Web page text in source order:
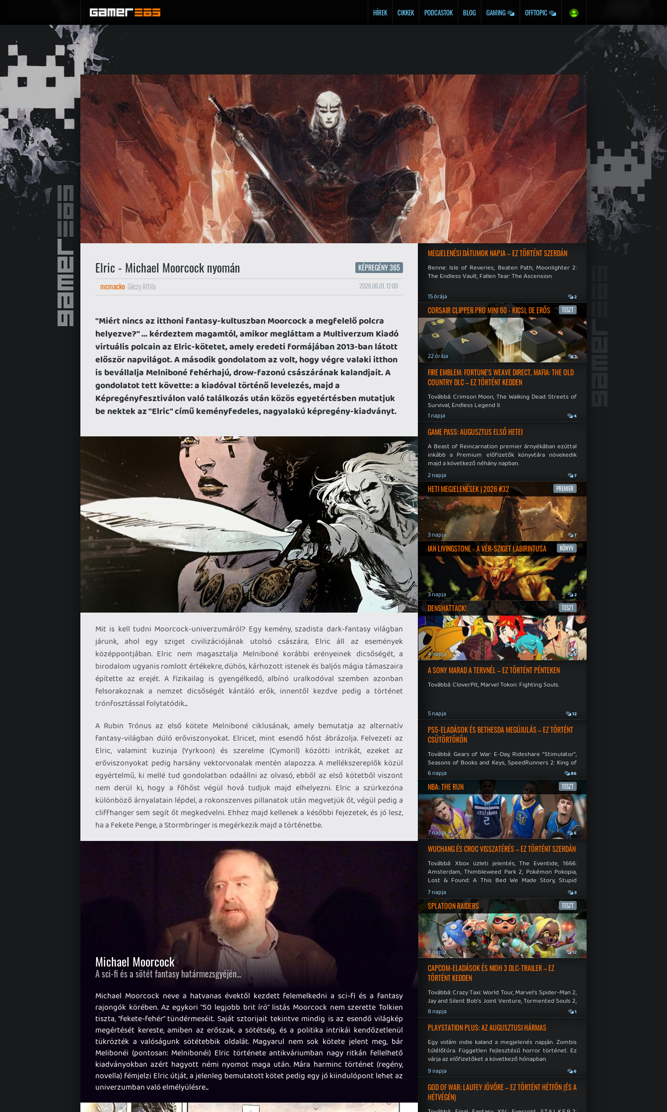
HÍREK CIKKEK PODCASTOK BLOG GAMING OFFTOPIC
Elric - Michael Moorcock nyomán
KÉPREGÉNY 365
mcmacko Géczy Attila 2026.06.01. 12:00
"Miért nincs az itthoni fantasy-kultuszban Moorcock a megfelelő polcra
helyezve?" ... kérdeztem magamtól, amikor megláttam a Multiverzum Kiadó
virtuális polcain az Elric-kötetet, amely eredeti formájában 2013-ban látott
először napvilágot. A második gondolatom az volt, hogy végre valaki itthon
is bevállalja Melniboné fehérhajú, drow-fazonú császárának kalandjait. A
gondolatot tett követte: a kiadóval történő levelezés, majd a
Képregényfesztiválon való találkozás után közös egyetértésben mutatjuk
be nektek az "Elric" című keményfedeles, nagyalakú képregény-kiadványt.
Mit is kell tudni Moorcock-univerzumáról? Egy kemény, szadista dark-fantasy világban
járunk, ahol egy sziget civilizációjának utolsó császára, Elric áll az események
középpontjában. Elric nem magasztalja Melniboné korábbi erényeinek dicsőségét, a
birodalom ugyanis romlott értékekre, dühös, kárhozott istenek és baljós mágia támaszaira
építette az erejét. A fizikailag is gyengélkedő, albínó uralkodóval szemben azonban
felsorakoznak a nemzet dicsőségét kántáló erők, innentől kezdve pedig a történet
trónfosztással folytatódik...
A Rubin Trónus az első kötete Melniboné ciklusának, amely bemutatja az alternatív
fantasy-világban dúló erőviszonyokat. Elricet, mint esendő hőst ábrázolja. Felvezeti az
Elric, valamint kuzinja (Yyrkoon) és szerelme (Cymoril) közötti intrikát, ezeket az
erőviszonyokat pedig harsány vektorvonalak mentén alapozza. A mellékszereplők közül
egyértelmű, ki mellé tud gondolatban odaállni az olvasó, ebből az első kötetből viszont
nem derül ki, hogy a főhőst végül hová tudjuk majd elhelyezni. Elric a szürkezóna
különböző árnyalatain lépdel, a rokonszenves pillanatok után megvetjük őt, végül pedig a
cliffhanger sem segít őt megkedvelni. Ehhez majd kellenek a későbbi fejezetek, és jó lesz,
ha a Fekete Penge, a Stormbringer is megérkezik majd a történetbe.
Michael Moorcock
A sci-fi és a sötét fantasy határmezsgyéjén...
Michael Moorcock neve a hatvanas évektől kezdett felemelkedni a sci-fi és a fantasy
rajongók körében. Az egykori "50 legjobb brit író" listás Moorcock nem szerette Tolkien
tiszta, "fekete-fehér" tündérmeséit. Saját sztorijait tekintve mindig is az esendő világkép
megértését kereste, amiben az erőszak, a sötétség, és a politika intrikái kendőzetlenül
tükrözték a valóságunk sötétebbik oldalát. Magyarul nem sok kötete jelent meg, bár
Melibonéi (pontosan: Melnibonéi) Elric története antikváriumban nagy ritkán fellelhető
kiadványokban azért hagyott némi nyomot maga után. Mára harminc történet (regény,
novella) fémjelzi Elric útját, a jelenleg bemutatott kötet pedig egy jó kiindulópont lehet az
univerzumban való elmélyülésre...
MEGJELENÉSI DÁTUMOK NAPJA – EZ TÖRTÉNT SZERDÁN
Benne: Isle of Reveries, Beaten Path, Moonlighter 2:
The Endless Vault, Fallen Tear: The Ascension.
15 órája 2
CORSAIR CLIPPER PRO MINI 60 - KICSI, DE ERŐS TESZT
22 órája 3
FIRE EMBLEM: FORTUNE'S WEAVE DIRECT, MAFIA: THE OLD
COUNTRY DLC – EZ TÖRTÉNT KEDDEN
Továbbá: Crimson Moon, The Walking Dead: Streets of
Survival, Endless Legend II.
1 napja 4
GAME PASS: AUGUSZTUS ELSŐ HETEI
A Beast of Reincarnation premier árnyékában ezúttal
inkább a Premium előfizetők könyvtára növekedik
majd a következő néhány napban.
2 napja 7
HETI MEGJELENÉSEK | 2026 #32 PREMIER
3 napja 7
IAN LIVINGSTONE - A VÉR-SZIGET LABIRINTUSA KÖNYV
3 napja 2
DENSHATTACK! TESZT
4 napja 9
A SONY MARAD A TERVNÉL – EZ TÖRTÉNT PÉNTEKEN
Továbbá: CloverPit, Marvel Tokon: Fighting Souls.
5 napja 12
PS5-ELADÁSOK ÉS BETHESDA MEGÚJULÁS – EZ TÖRTÉNT
CSÜTÖRTÖKÖN
Továbbá: Gears of War: E-Day, Rideshare "Stimulator",
Seasons of Books and Keys, SpeedRunners 2: King of
Speed.
6 napja 86
NBA: THE RUN TESZT
7 napja 6
WUCHANG ÉS CROC VISSZATÉRÉS – EZ TÖRTÉNT SZERDÁN
Továbbá: Xbox üzleti jelentés, The Eventide, 1666:
Amsterdam, Thimbleweed Park 2, Pokémon Pokopia,
Lost & Found: A This Bed We Made Story, Stupid
Never Dies.
7 napja 3
SPLATOON RAIDERS TESZT
8 napja 12
CAPCOM-ELADÁSOK ÉS NIOH 3 DLC-TRAILER – EZ
TÖRTÉNT KEDDEN
Továbbá: Crazy Taxi: World Tour, Marvel's Spider-Man 2,
Jay and Silent Bob's Joint Venture, Tormented Souls 2,
No More Room in Hell, Slain 2: The Beast Within.
8 napja 1
PLAYSTATION PLUS: AZ AUGUSZTUSI HÁRMAS
Egy vidám indie kaland a megjelenés napján. Zombis
túlélőtúra. Független fejlesztésű horror történet. Ez
várja az előfizetőket a következő hónapban.
9 napja 6
GOD OF WAR: LAUFEY JÖVŐRE – EZ TÖRTÉNT HÉTFŐN (ÉS A
HÉTVÉGÉN)